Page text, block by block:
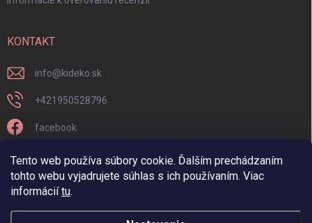
Tento web používa súbory cookie. Ďalším prechádzaním
tohto webu vyjadrujete súhlas s ich používaním. Viac
informáciítu.
KONTAKT
info@kideko.sk
+421950528796
facebook
kideko.sk/